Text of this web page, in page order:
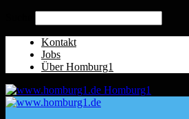
Kontakt
Jobs
Über Homburg1
Homburg1